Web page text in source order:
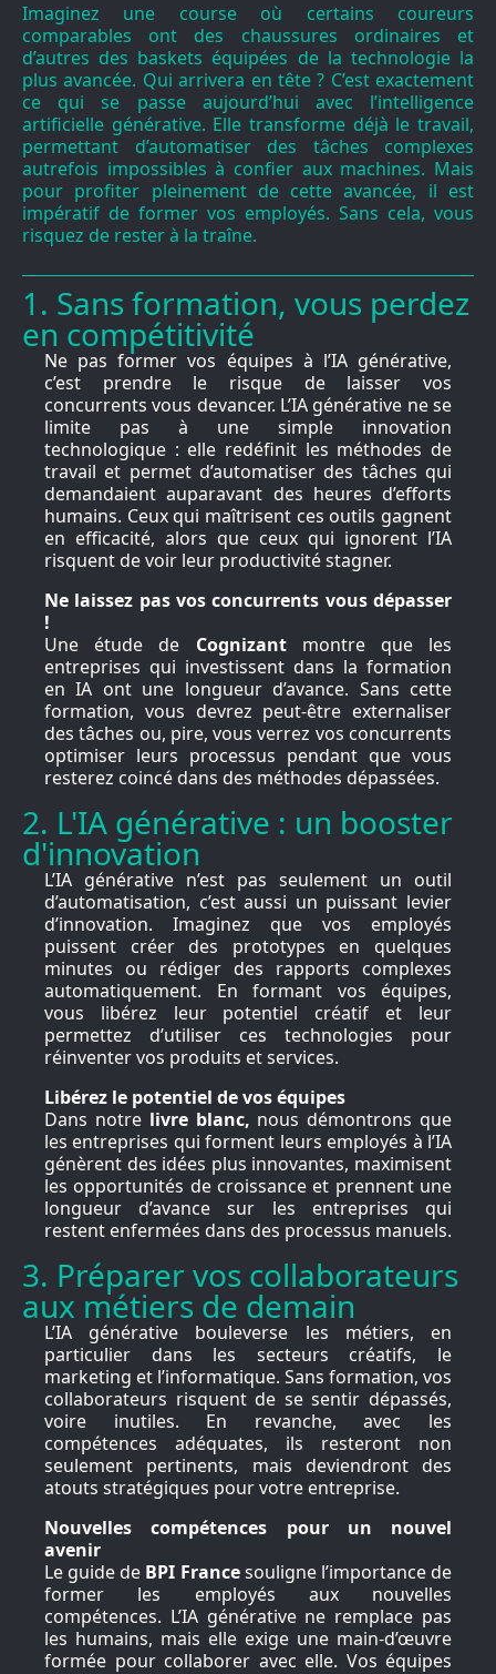
Imaginez une course où certains coureurs
comparables ont des chaussures ordinaires et
d’autres des baskets équipées de la technologie la
plus avancée. Qui arrivera en tête ? C’est exactement
ce qui se passe aujourd’hui avec l’intelligence
artificielle générative. Elle transforme déjà le travail,
permettant d’automatiser des tâches complexes
autrefois impossibles à confier aux machines. Mais
pour profiter pleinement de cette avancée, il est
impératif de former vos employés. Sans cela, vous
risquez de rester à la traîne.
1. Sans formation, vous perdez
en compétitivité
Ne pas former vos équipes à l’IA générative,
c’est prendre le risque de laisser vos
concurrents vous devancer. L’IA générative ne se
limite pas à une simple innovation
technologique : elle redéfinit les méthodes de
travail et permet d’automatiser des tâches qui
demandaient auparavant des heures d’efforts
humains. Ceux qui maîtrisent ces outils gagnent
en efficacité, alors que ceux qui ignorent l’IA
risquent de voir leur productivité stagner.
Ne laissez pas vos concurrents vous dépasser
!
Une étude de Cognizantmontre que les
entreprises qui investissent dans la formation
en IA ont une longueur d’avance. Sans cette
formation, vous devrez peut-être externaliser
des tâches ou, pire, vous verrez vos concurrents
optimiser leurs processus pendant que vous
resterez coincé dans des méthodes dépassées.
2. L'IA générative : un booster
d'innovation
L’IA générative n’est pas seulement un outil
d’automatisation, c’est aussi un puissant levier
d’innovation. Imaginez que vos employés
puissent créer des prototypes en quelques
minutes ou rédiger des rapports complexes
automatiquement. En formant vos équipes,
vous libérez leur potentiel créatif et leur
permettez d’utiliser ces technologies pour
réinventer vos produits et services.
Libérez le potentiel de vos équipes
Dans notre livre blanc, nous démontrons que
les entreprises qui forment leurs employés à l’IA
génèrent des idées plus innovantes, maximisent
les opportunités de croissance et prennent une
longueur d’avance sur les entreprises qui
restent enfermées dans des processus manuels.
3. Préparer vos collaborateurs
aux métiers de demain
L’IA générative bouleverse les métiers, en
particulier dans les secteurs créatifs, le
marketing et l’informatique. Sans formation, vos
collaborateurs risquent de se sentir dépassés,
voire inutiles. En revanche, avec les
compétences adéquates, ils resteront non
seulement pertinents, mais deviendront des
atouts stratégiques pour votre entreprise.
Nouvelles compétences pour un nouvel
avenir
Le guide de BPI Francesouligne l’importance de
former les employés aux nouvelles
compétences. L’IA générative ne remplace pas
les humains, mais elle exige une main-d’œuvre
formée pour collaborer avec elle. Vos équipes